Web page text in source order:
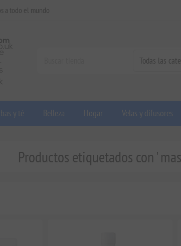
a todo el mundo
y té Belleza Hogar Velas y difusores
Productos etiquetados con '